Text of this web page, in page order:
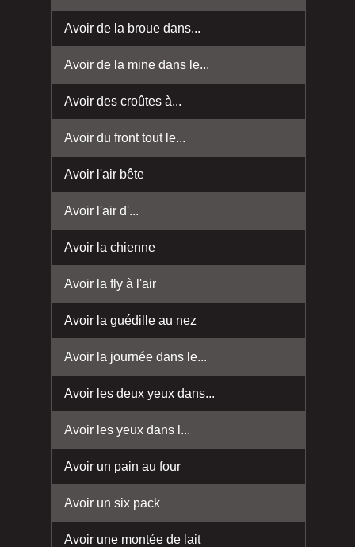
Avoir de la broue dans...
Avoir de la mine dans le...
Avoir des croûtes à...
Avoir du front tout le...
Avoir l'air bête
Avoir l'air d'...
Avoir la chienne
Avoir la fly à l'air
Avoir la guédille au nez
Avoir la journée dans le...
Avoir les deux yeux dans...
Avoir les yeux dans l...
Avoir un pain au four
Avoir un six pack
Avoir une montée de lait